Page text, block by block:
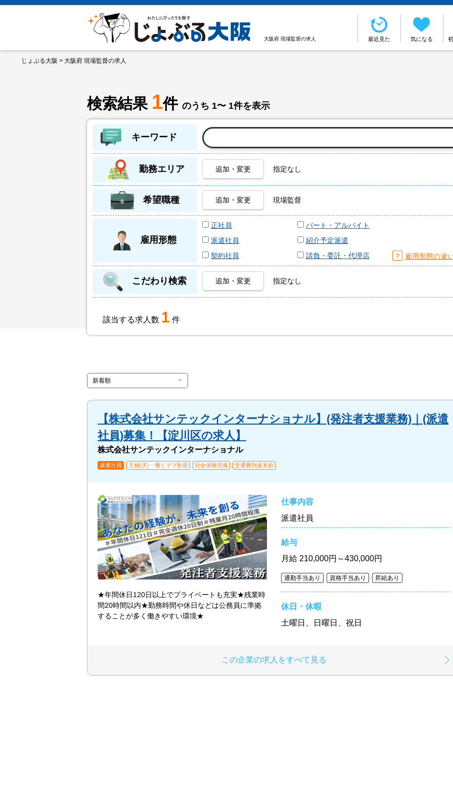
大阪府 現場監督の求人 最近見た 気になる
じょぶる大阪 > 大阪府 現場監督の求人
検索結果 1件 のうち 1〜 1件を表示
キーワード
勤務エリア 追加・変更 指定なし
希望職種 追加・変更 現場監督
雇用形態
正社員
パート・アルバイト
派遣社員
紹介予定派遣
契約社員
請負・委託・代理店 ？ 雇用形態の違
こだわり検索 追加・変更 指定なし
該当する求人数 1 件
【株式会社サンテックインターナショナル】(発注者支援業務)｜(派遣
社員)募集！【淀川区の求人】
株式会社サンテックインターナショナル
派遣社員 主婦(夫)・働くママ歓迎 社会保険完備 交通費別途支給
★年間休日120日以上でプライベートも充実★残業時
間20時間以内★勤務時間や休日などは公務員に準拠
することが多く働きやすい環境★
仕事内容
派遣社員
給与
月給 210,000円～430,000円
通勤手当あり 資格手当あり 昇給あり
休日・休暇
土曜日、日曜日、祝日
この企業の求人をすべて見る